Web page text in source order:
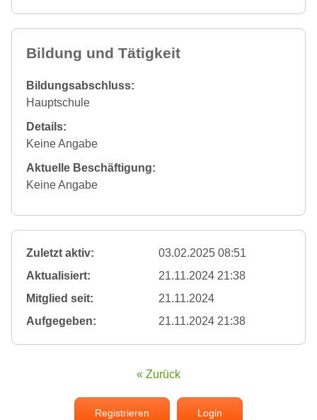
Bildung und Tätigkeit
Bildungsabschluss:
Hauptschule
Details:
Keine Angabe
Aktuelle Beschäftigung:
Keine Angabe
Zuletzt aktiv:
03.02.2025 08:51
Aktualisiert:
21.11.2024 21:38
Mitglied seit:
21.11.2024
Aufgegeben:
21.11.2024 21:38
« Zurück
Registrieren Login